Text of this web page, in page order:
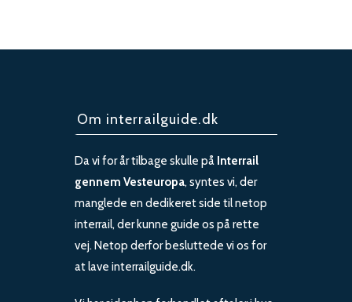
Om interrailguide.dk
Da vi for år tilbage skulle på Interrail
gennem Vesteuropa, syntes vi, der
manglede en dedikeret side til netop
interrail, der kunne guide os på rette
vej. Netop derfor besluttede vi os for
at lave interrailguide.dk.